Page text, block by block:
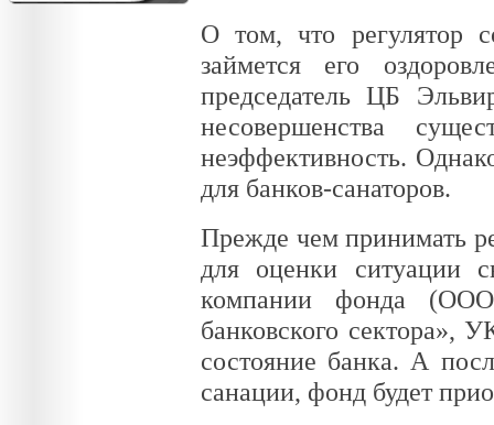
О том, что регулятор
займется его
председатель ЦБ
несовершенства
неэффективность.
для банков-санаторов.
Прежде чем принимать
для оценки ситуации
компании фонда (ООО
банковского сектора»,
состояние банка. А
санации, фонд будет